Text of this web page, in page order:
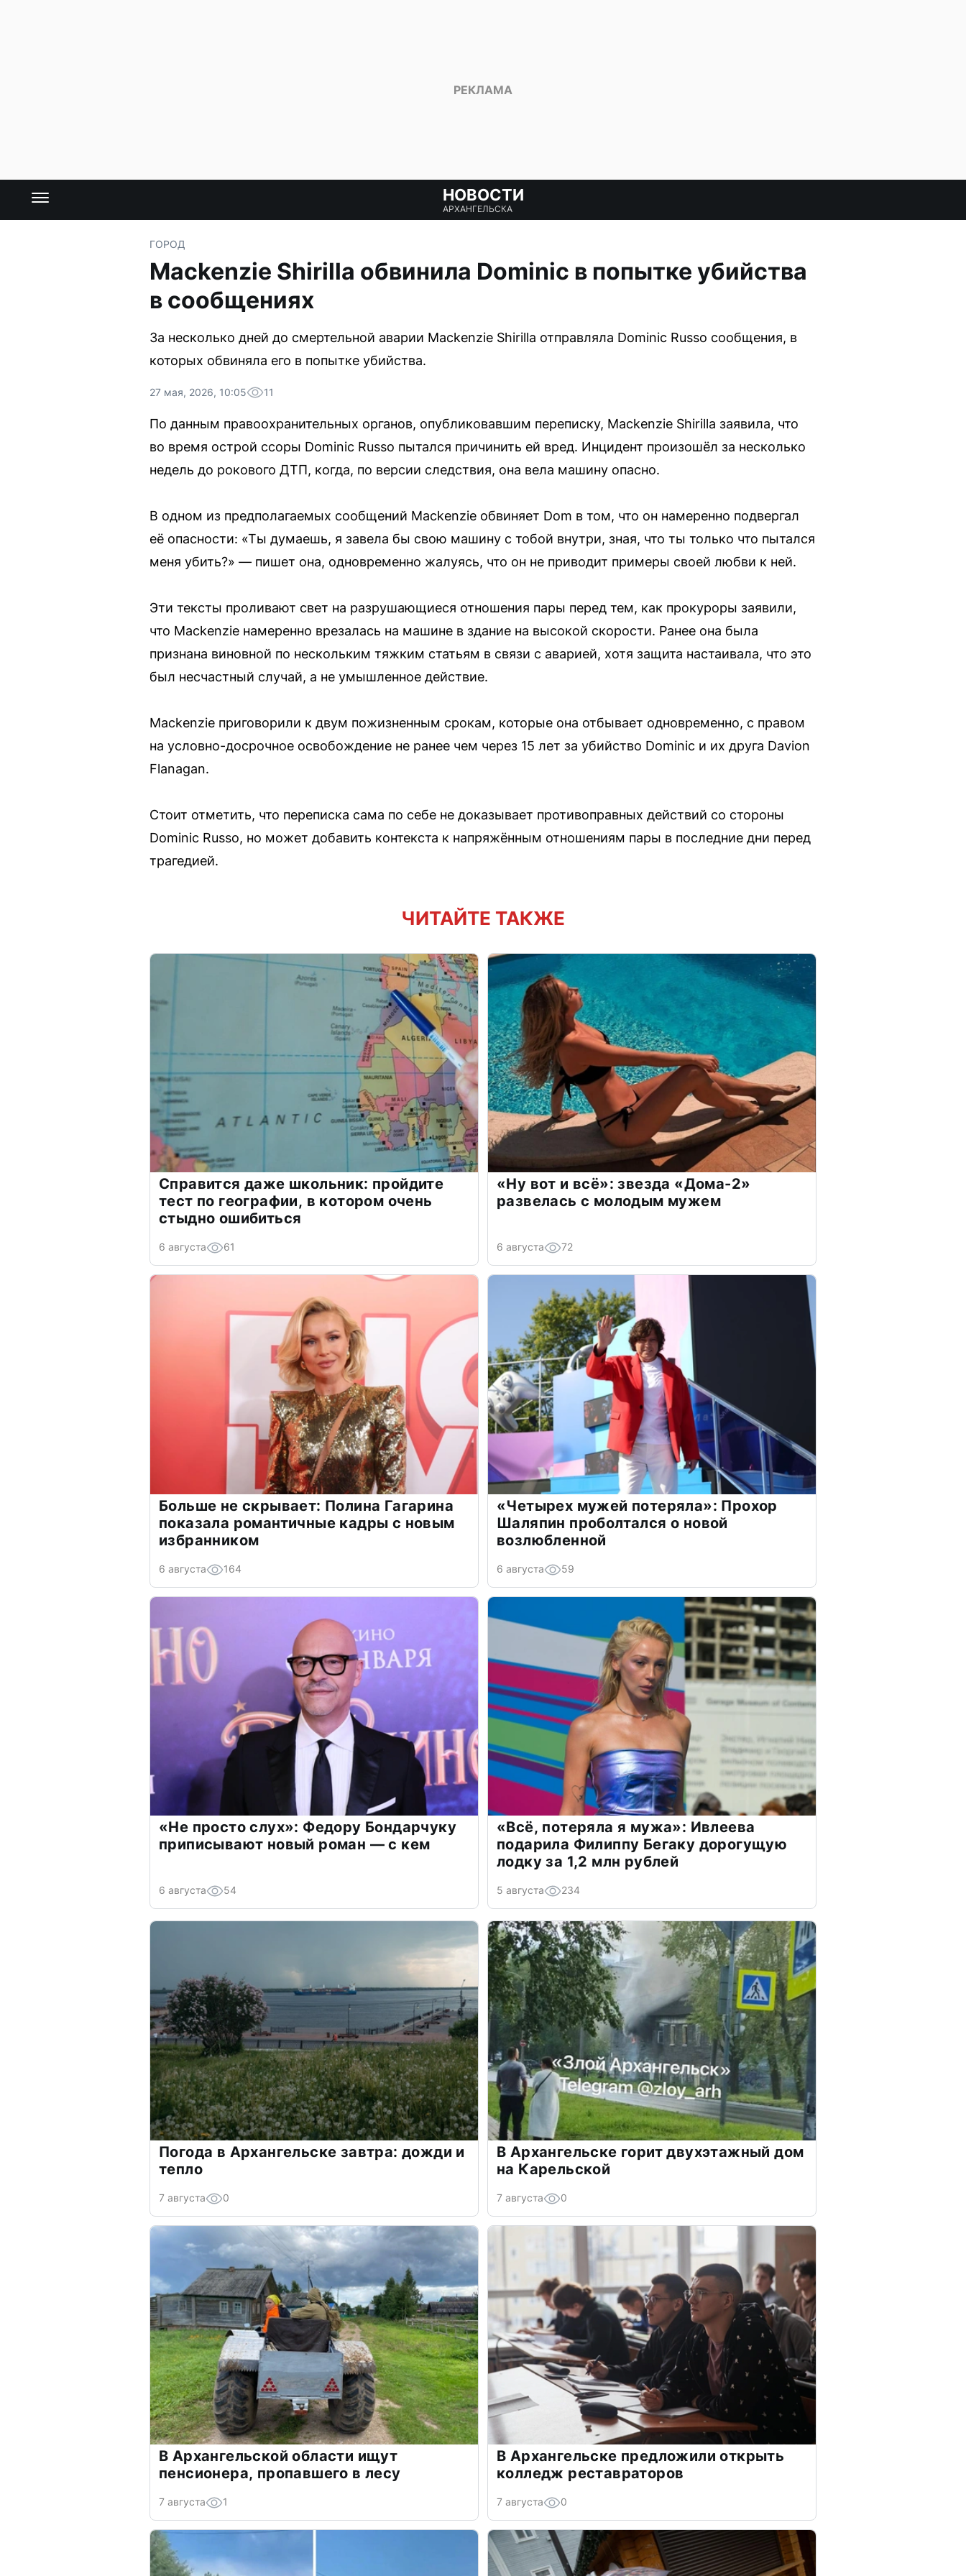
НОВОСТИ
АРХАНГЕЛЬСКА
ГОРОД
Mackenzie Shirilla обвинила Dominic в попытке убийства
в сообщениях
За несколько дней до смертельной аварии Mackenzie Shirilla отправляла Dominic Russo сообщения, в
которых обвиняла его в попытке убийства.
27 мая, 2026, 10:05 11
По данным правоохранительных органов, опубликовавшим переписку, Mackenzie Shirilla заявила, что
во время острой ссоры Dominic Russo пытался причинить ей вред. Инцидент произошёл за несколько
недель до рокового ДТП, когда, по версии следствия, она вела машину опасно.
В одном из предполагаемых сообщений Mackenzie обвиняет Dom в том, что он намеренно подвергал
её опасности: «Ты думаешь, я завела бы свою машину с тобой внутри, зная, что ты только что пытался
меня убить?» — пишет она, одновременно жалуясь, что он не приводит примеры своей любви к ней.
Эти тексты проливают свет на разрушающиеся отношения пары перед тем, как прокуроры заявили,
что Mackenzie намеренно врезалась на машине в здание на высокой скорости. Ранее она была
признана виновной по нескольким тяжким статьям в связи с аварией, хотя защита настаивала, что это
был несчастный случай, а не умышленное действие.
Mackenzie приговорили к двум пожизненным срокам, которые она отбывает одновременно, с правом
на условно-досрочное освобождение не ранее чем через 15 лет за убийство Dominic и их друга Davion
Flanagan.
Стоит отметить, что переписка сама по себе не доказывает противоправных действий со стороны
Dominic Russo, но может добавить контекста к напряжённым отношениям пары в последние дни перед
трагедией.
ЧИТАЙТЕ ТАКЖЕ
Справится даже школьник: пройдите
тест по географии, в котором очень
стыдно ошибиться
6 августа 61
«Ну вот и всё»: звезда «Дома-2»
развелась с молодым мужем
6 августа 72
Больше не скрывает: Полина Гагарина
показала романтичные кадры с новым
избранником
6 августа 164
«Четырех мужей потеряла»: Прохор
Шаляпин проболтался о новой
возлюбленной
6 августа 59
«Не просто слух»: Федору Бондарчуку
приписывают новый роман — с кем
6 августа 54
«Всё, потеряла я мужа»: Ивлеева
подарила Филиппу Бегаку дорогущую
лодку за 1,2 млн рублей
5 августа 234
Погода в Архангельске завтра: дожди и
тепло
7 августа 0
В Архангельске горит двухэтажный дом
на Карельской
7 августа 0
В Архангельской области ищут
пенсионера, пропавшего в лесу
7 августа 1
В Архангельске предложили открыть
колледж реставраторов
7 августа 0